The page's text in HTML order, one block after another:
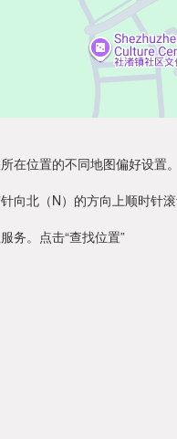
在位置的不同地图偏好设置。
北（N）的方向上顺时针
务。点击“查找位置”